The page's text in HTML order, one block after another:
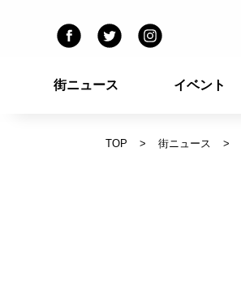
街ニュース イベント
TOP 街ニュース